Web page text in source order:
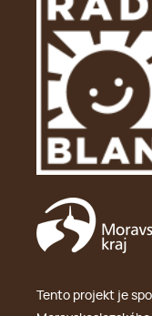
Tento projekt je